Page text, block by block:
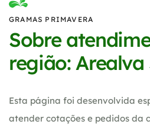
GRAMAS PRIMAVERA
Sobre
região: Arealva
Esta página foi desenvolvida
atender cotações e pedidos da